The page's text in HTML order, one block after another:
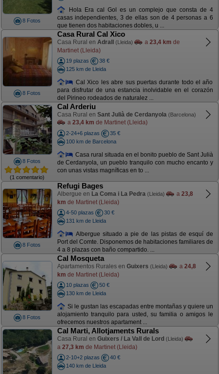
8 Fotos
Hola Era cal Gol es un complejo que consta de 4
casas independientes, 3 de ellas son de 4 personas a 6
que tienen dos habitaciones dobles, u ...
8 Fotos
Casa Rural Cal Xico
Casa Rural en Adrall (Lleida) a 23,4 km de
Martinet (Lleida)
19 plazas
38 €
125 km de Lleida
Cal Xico les abre sus puertas durante todo el año
para disfrutar de una estancia inolvidable en el corazón
del Pirineo rodeados de naturalez ...
8 Fotos
(1 comentario)
Cal Arderiu
Casa Rural en Sant Julià de Cerdanyola (Barcelona)
a 23,4 km de Martinet (Lleida)
2-24+6 plazas
35 €
100 km de Barcelona
Casa rural situada en el bonito pueblo de Sant Julià
de Cerdanyola, un pueblo tranquilo con mucho encanto y
con unas vistas magníficas en to ...
8 Fotos
Refugi Bages
Albergue en La Coma i La Pedra (Lleida) a 23,8
km de Martinet (Lleida)
4-50 plazas
30 €
131 km de Lleida
Albergue situado a pie de las pistas de esquí de
Port del Comte. Disponemos de habitaciones familiares de
4 a 8 plazas con baño compartido. ...
8 Fotos
Cal Mosqueta
Apartamentos Rurales en Guixers (Lleida) a 24,8
km de Martinet (Lleida)
10 plazas
50 €
130 km de Lleida
Si le gustan las escapadas entre montañas y quiere un
alojamiento tranquilo para usted, su familia o amigos le
ofrecemos nuestros apartament ...
Cal Marti, Allotjaments Rurals
Casa Rural en Guixers / La Vall de Lord (Lleida)
a 27,3 km de Martinet (Lleida)
2-10+2 plazas
40 €
140 km de Lleida